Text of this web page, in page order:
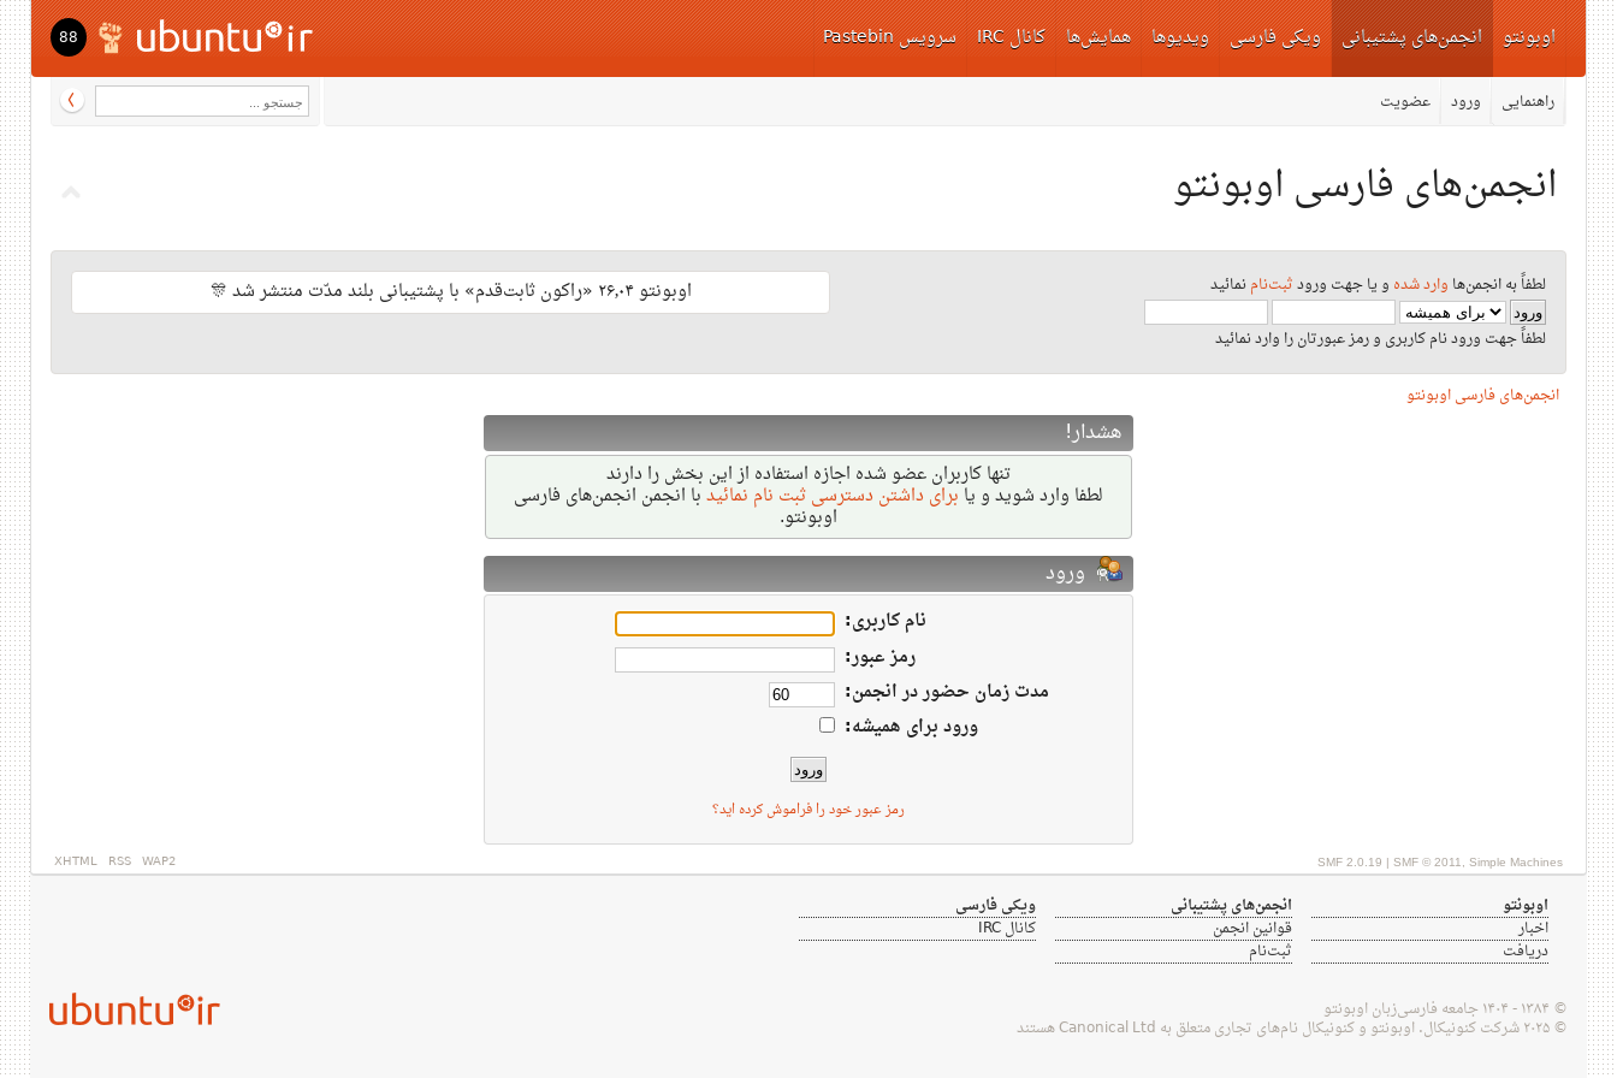
اوبونتو انجمن‌های پشتیبانی
راهنمایی ورود عضویت
ویکی فارسی ویدیوها همایش‌ها کانال IRC سرویس Pastebin 88
انجمن‌های فارسی اوبونتو
لطفاً به انجمن‌ها وارد شده و یا جهت ورودثبت‌نامنمائید
لطفاً جهت ورود نام کاربری و رمز عبورتان را وارد نمائید
اوبونتو ۲۶٫۰۴ «راکون ثابت‌قدم» با پشتیبانی بلند مدّت منتشر شد 🎊
انجمن‌های فارسی اوبونتو
هشدار!
تنها کاربران عضو شده اجازه استفاده از این بخش را دارند
لطفا وارد شوید و یا برای داشتن دسترسی ثبت نام نمائیدبا انجمن انجمن‌های فارسی
اوبونتو.
ورود
نام کاربری:
رمز عبور:
مدت زمان حضور در انجمن:
ورود برای همیشه:
رمز عبور خود را فراموش کرده اید؟
XHTML RSS WAP2 SMF 2.0.19 | SMF © 2011, Simple Machines
اوبونتو
اخبار
دریافت
انجمن‌های پشتیبانی
قوانین انجمن
ثبت‌نام
ویکی فارسی
کانال IRC
© ۱۳۸۴ - ۱۴۰۴ جامعه فارسی‌زبان اوبونتو
© ۲۰۲۵ شرکت کنونیکال. اوبونتو و کنونیکال نام‌های تجاری متعلق به Canonical Ltd هستند